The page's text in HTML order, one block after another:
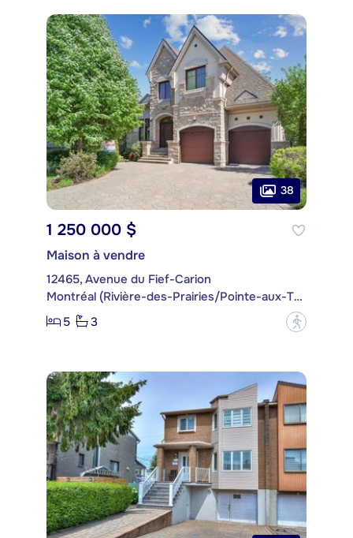
38
1 250 000 $
Maison à vendre
12465, Avenue du Fief-Carion
Montréal (Rivière-des-Prairies/Pointe-aux-Trembles)
5
3 ?